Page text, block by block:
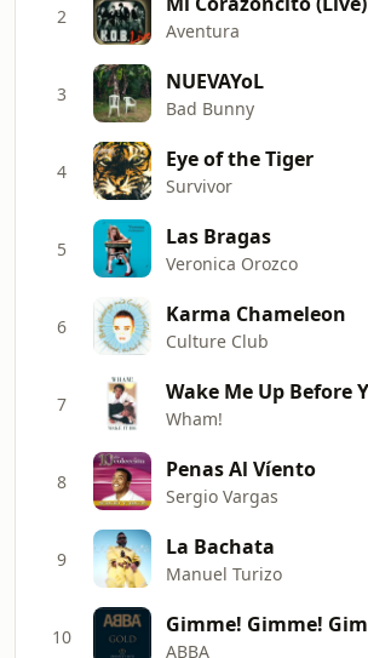
2
Aventura
3 NUEVAYoL
Bad Bunny
4 Eye of the Tiger
Survivor
5 Las Bragas
Veronica Orozco
6 Karma Chameleon
Culture Club
7
Wham!
8 Penas Al Víento
Sergio Vargas
9 La Bachata
Manuel Turizo
10
ABBA